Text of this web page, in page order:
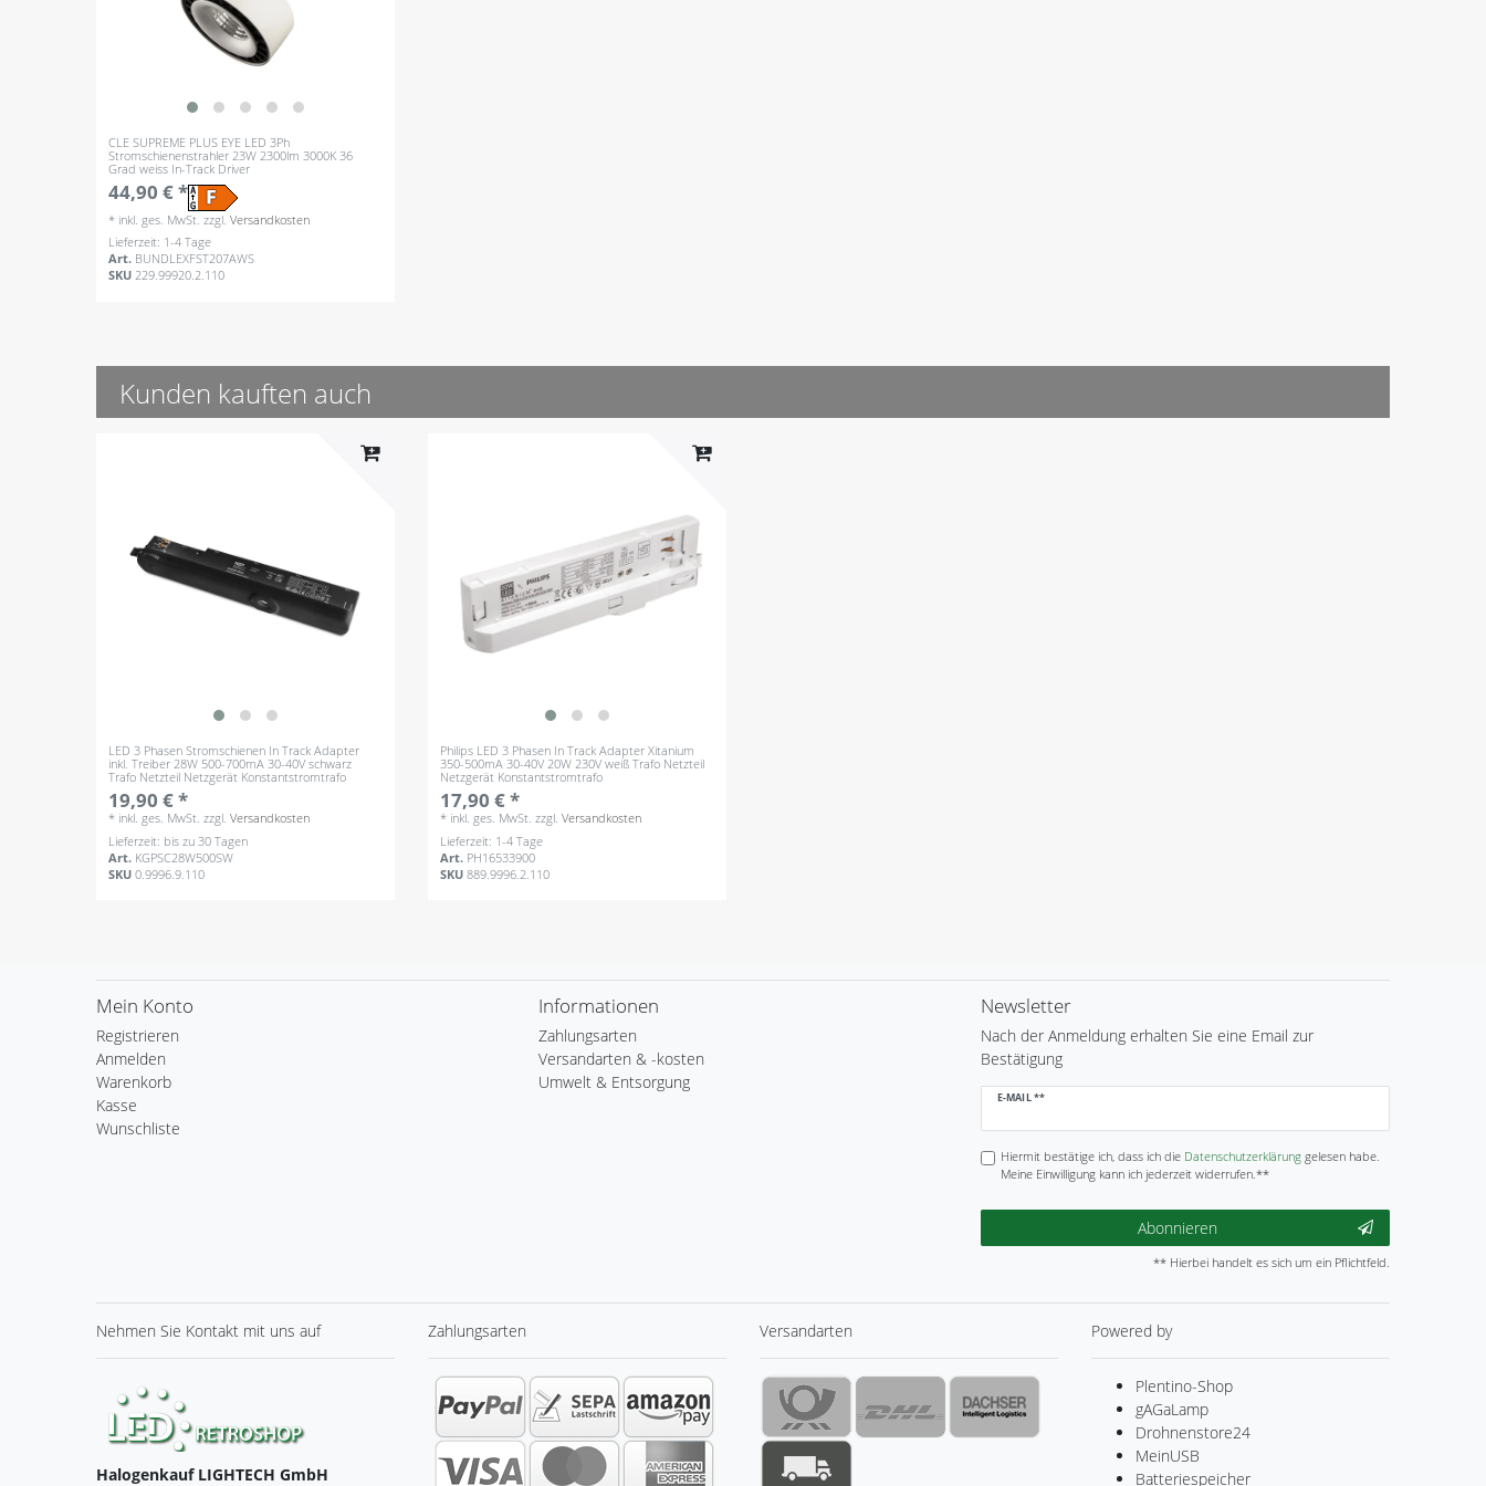
CLE SUPREME PLUS EYE LED 3Ph
Stromschienenstrahler 23W 2300lm 3000K 36
Grad weiss In-Track Driver
44,90 € *
* inkl. ges. MwSt. zzgl.Versandkosten
Lieferzeit: 1-4 Tage
Art. BUNDLEXFST207AWS
SKU229.99920.2.110
Kunden kauften auch
LED 3 Phasen Stromschienen In Track Adapter
inkl. Treiber 28W 500-700mA 30-40V schwarz
Trafo Netzteil Netzgerät Konstantstromtrafo
19,90 € *
* inkl. ges. MwSt. zzgl.Versandkosten
Lieferzeit: bis zu 30 Tagen
Art. KGPSC28W500SW
SKU0.9996.9.110
Philips LED 3 Phasen In Track Adapter Xitanium
350-500mA 30-40V 20W 230V weiß Trafo Netzteil
Netzgerät Konstantstromtrafo
17,90 € *
* inkl. ges. MwSt. zzgl.Versandkosten
Lieferzeit: 1-4 Tage
Art. PH16533900
SKU889.9996.2.110
Mein Konto
Registrieren
Anmelden
Warenkorb
Kasse
Wunschliste
Informationen
Zahlungsarten
Versandarten & -kosten
Umwelt & Entsorgung
Newsletter
Nach der Anmeldung erhalten Sie eine Email zur
Bestätigung
E-MAIL **
Newsletter
Hiermit bestätige ich, dass ich die Daten­schutz­erklärunggelesen habe.
Meine Einwilligung kann ich jederzeit widerrufen.**
Abonnieren
** Hierbei handelt es sich um ein Pflichtfeld.
Nehmen Sie Kontakt mit uns auf
Halogenkauf LIGHTECH GmbH
Zahlungsarten Versandarten Powered by
Plentino-Shop
gAGaLamp
Drohnenstore24
MeinUSB
Batteriespeicher